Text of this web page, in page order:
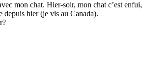
mon chat. Hier-soir, mon chat c’est
hier (je vis au Canada).